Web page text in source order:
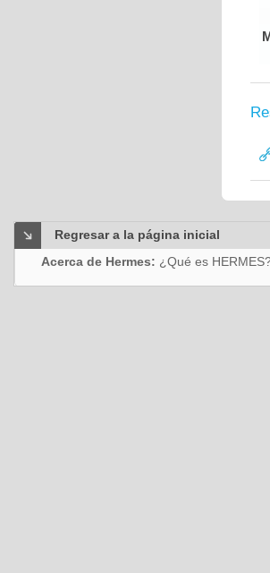
Regresar a la página inicial
Acerca de Hermes: ¿Qué es